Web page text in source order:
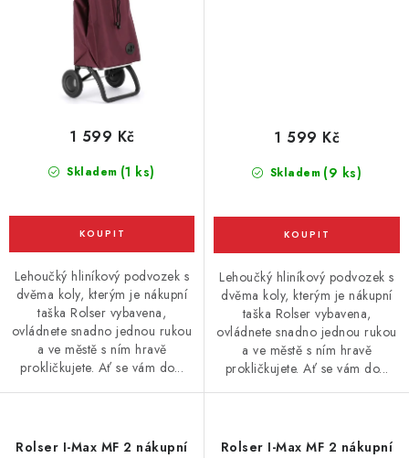
Skladem (1 ks)
1 599 Kč
Lehoučký hliníkový podvozek s
dvěma koly, kterým je nákupní
taška Rolser vybavena,
ovládnete snadno jednou rukou
a ve městě s ním hravě
prokličkujete. Ať se vám do...
Skladem (9 ks)
1 599 Kč
Lehoučký hliníkový podvozek s
dvěma koly, kterým je nákupní
taška Rolser vybavena,
ovládnete snadno jednou rukou
a ve městě s ním hravě
prokličkujete. Ať se vám do...
Rolser I-Max MF 2 nákupní Rolser I-Max MF 2 nákupní